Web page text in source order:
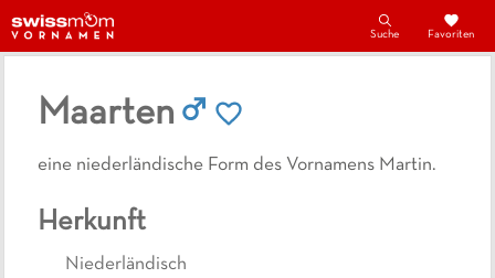
Suche Favoriten
Maarten
eine niederländische Form des Vornamens Martin.
Herkunft
Niederländisch